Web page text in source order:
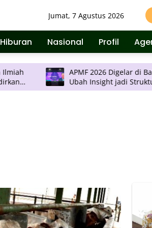
Jumat, 7 Agustus 2026
Hiburan Nasional Profil
APMF 2026 Digelar di Bali,
Ubah Insight jadi Struktur
Pengambilan Keputusan